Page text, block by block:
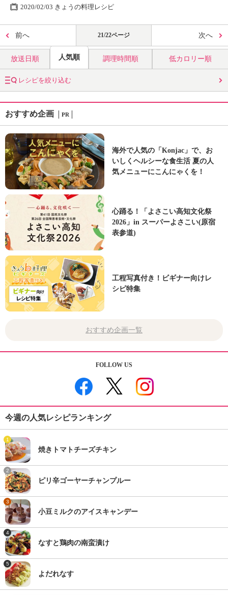
2020/02/03 きょうの料理レシピ
前へ 21/22ページ 次へ
放送日順 人気順 調理時間順 低カロリー順
レシピを絞り込む
おすすめ企画 PR
海外で人気の「Konjac」で、お
いしくヘルシーな食生活 夏の人
気メニューにこんにゃくを！
心踊る！「よさこい高知文化祭
2026」in スーパーよさこい(原宿
表参道)
工程写真付き！ビギナー向けレ
シピ特集
おすすめ企画一覧
FOLLOW US
今週の人気レシピランキング
1
焼きトマトチーズチキン
2
ピリ辛ゴーヤーチャンプルー
3
小豆ミルクのアイスキャンデー
4
なすと鶏肉の南蛮漬け
5
よだれなす